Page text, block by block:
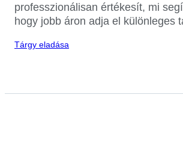
professzionálisan értékesít, mi
hogy jobb áron adja el különleges
Tárgy eladása